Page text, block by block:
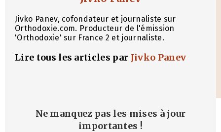
Jivko Panev, cofondateur et journaliste sur
Orthodoxie.com. Producteur de l'émission
'Orthodoxie' sur France 2 et journaliste.
Lire tous les articles par Jivko Panev
Ne manquez pas les mises à jour
importantes !